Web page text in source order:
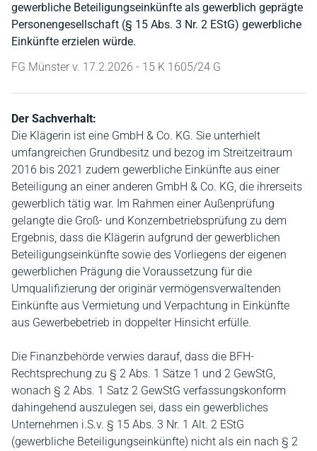
gewerbliche Beteiligungseinkünfte als gewerblich geprägte
Personengesellschaft (§ 15 Abs. 3 Nr. 2 EStG) gewerbliche
Einkünfte erzielen würde.
FG Münster v. 17.2.2026 - 15 K 1605/24 G
Der Sachverhalt:
Die Klägerin ist eine GmbH & Co. KG. Sie unterhielt
umfangreichen Grundbesitz und bezog im Streitzeitraum
2016 bis 2021 zudem gewerbliche Einkünfte aus einer
Beteiligung an einer anderen GmbH & Co. KG, die ihrerseits
gewerblich tätig war. Im Rahmen einer Außenprüfung
gelangte die Groß- und Konzernbetriebsprüfung zu dem
Ergebnis, dass die Klägerin aufgrund der gewerblichen
Beteiligungseinkünfte sowie des Vorliegens der eigenen
gewerblichen Prägung die Voraussetzung für die
Umqualifizierung der originär vermögensverwaltenden
Einkünfte aus Vermietung und Verpachtung in Einkünfte
aus Gewerbebetrieb in doppelter Hinsicht erfülle.
Die Finanzbehörde verwies darauf, dass die BFH-
Rechtsprechung zu § 2 Abs. 1 Sätze 1 und 2 GewStG,
wonach § 2 Abs. 1 Satz 2 GewStG verfassungskonform
dahingehend auszulegen sei, dass ein gewerbliches
Unternehmen i.S.v. § 15 Abs. 3 Nr. 1 Alt. 2 EStG
(gewerbliche Beteiligungseinkünfte) nicht als ein nach § 2